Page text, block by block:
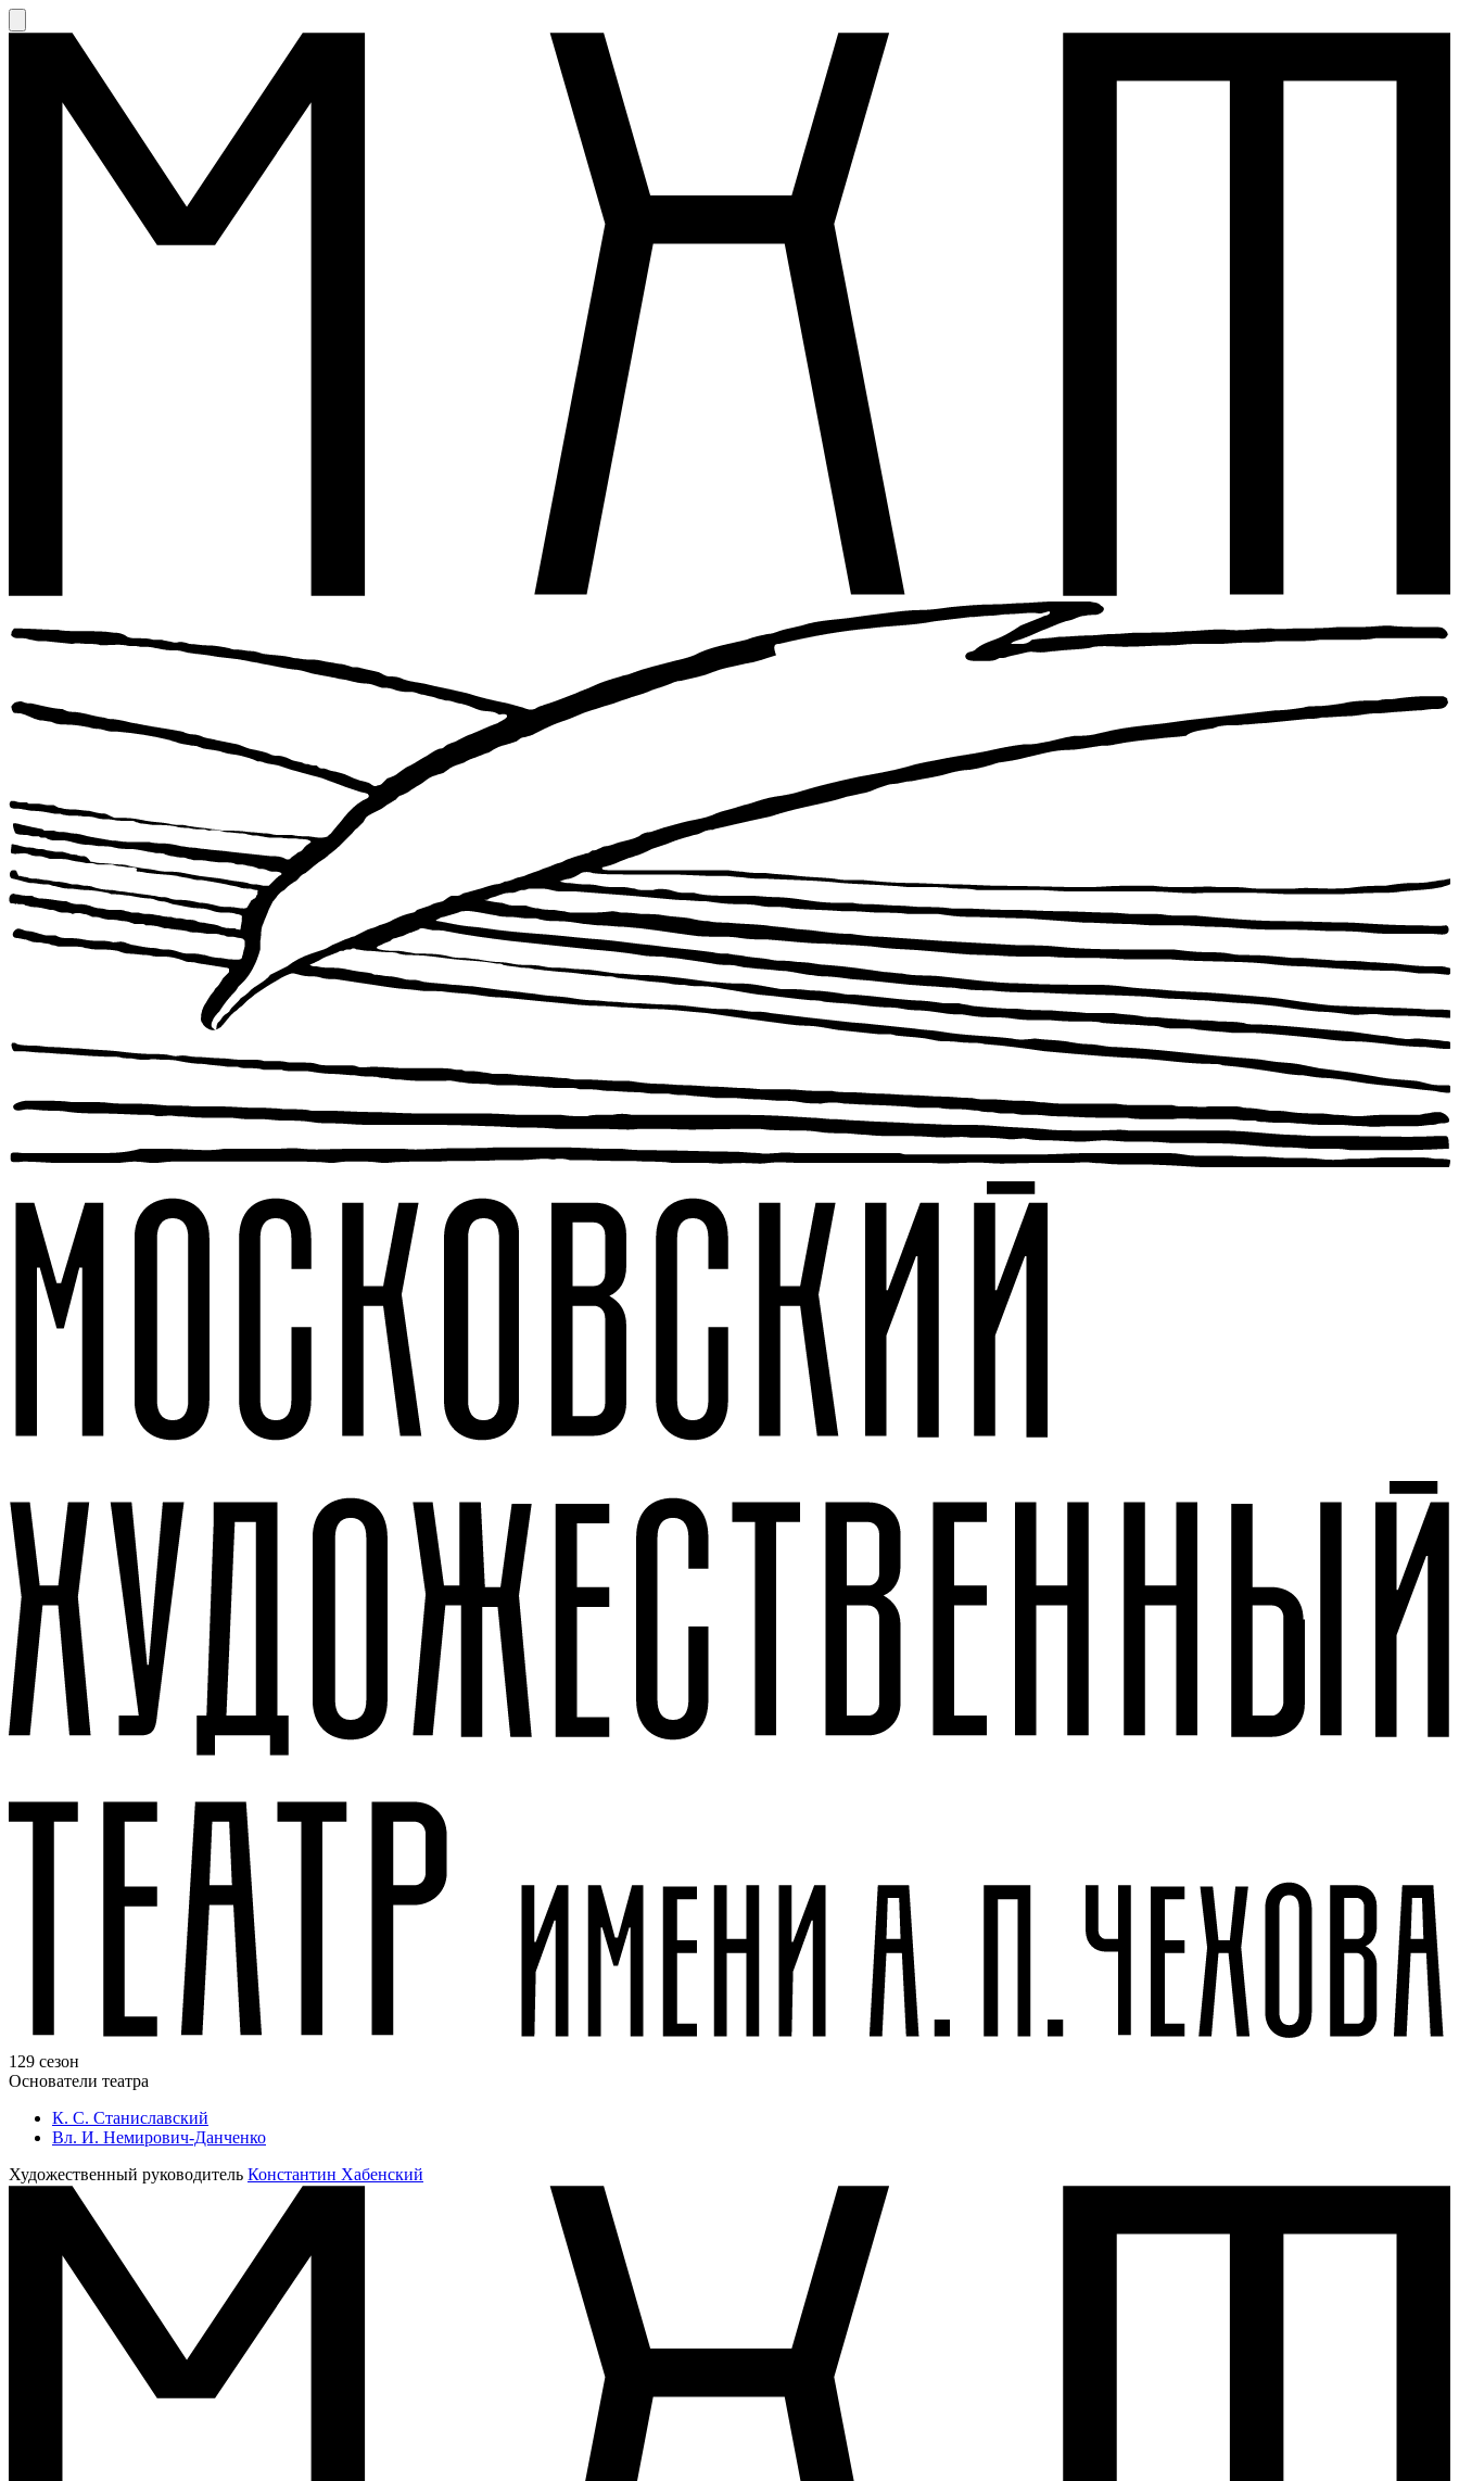
129 сезон
Основатели театра
К. С. Станиславский
Вл. И. Немирович-Данченко
Художественный руководитель Константин Хабенский